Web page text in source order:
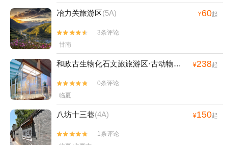
冶力关旅游区(5A) ¥60起


3条评论
甘南
和政古生物化石文旅旅游区·古动物化石博物馆 (4A)
¥238起


0条评论
临夏
八坊十三巷(4A) ¥150起


1条评论